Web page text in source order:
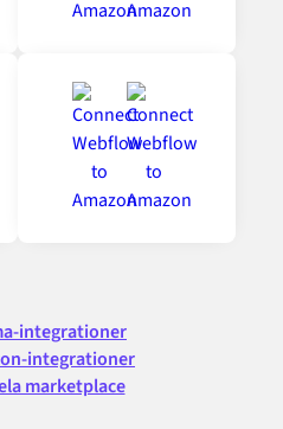
integrationer
integrationer
marketplace